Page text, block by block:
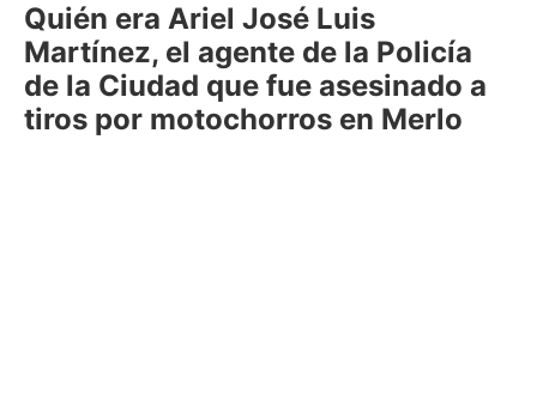
Quién era Ariel José Luis
Martínez, el agente de la Policía
de la Ciudad que fue asesinado a
tiros por motochorros en Merlo